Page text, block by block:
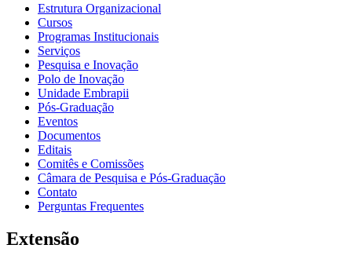
Estrutura Organizacional
Cursos
Programas Institucionais
Serviços
Pesquisa e Inovação
Polo de Inovação
Unidade Embrapii
Pós-Graduação
Eventos
Documentos
Editais
Comitês e Comissões
Câmara de Pesquisa e Pós-Graduação
Contato
Perguntas Frequentes
Extensão